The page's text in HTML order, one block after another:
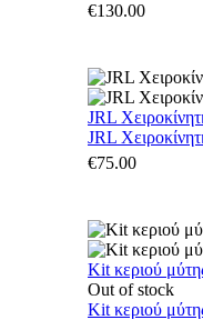
€130.00
JRL
JRL
€75.00
Kit κεριού
Out of stock
Kit κεριού